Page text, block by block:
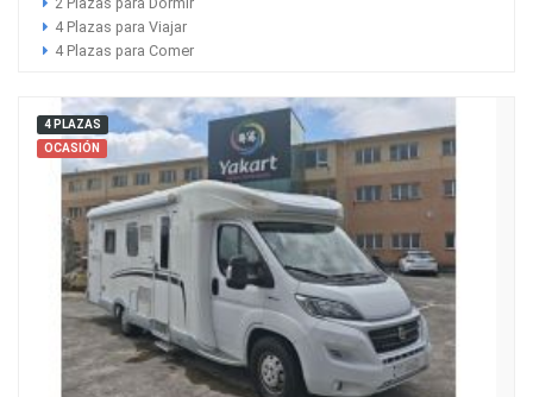
4 Plazas para Viajar
4 Plazas para Comer
4 PLAZAS
OCASIÓN